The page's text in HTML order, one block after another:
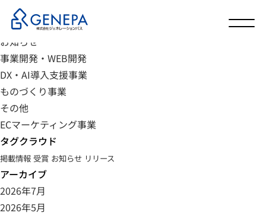
カテゴリ
未分類
お知らせ
事業開発・WEB開発
DX・AI導入支援事業
ものづくり事業
その他
ECマーケティング事業
タグクラウド
掲載情報 受賞 お知らせ リリース
アーカイブ
2026年7月
2026年5月